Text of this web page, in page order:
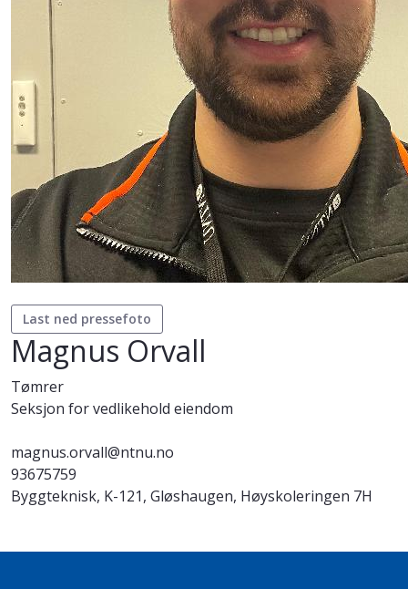
Last ned pressefoto
Magnus Orvall
Tømrer
Seksjon for vedlikehold eiendom
magnus.orvall@ntnu.no
93675759
Byggteknisk, K-121, Gløshaugen, Høyskoleringen 7H